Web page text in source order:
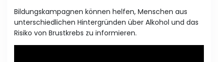
Bildungskampagnen können helfen, Menschen aus
unterschiedlichen Hintergründen über Alkohol und das
Risiko von Brustkrebs zu informieren.